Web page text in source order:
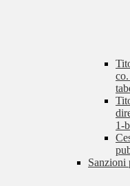
1-
Sanzioni